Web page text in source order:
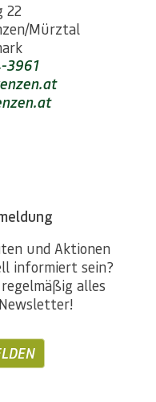
22
Mürztal
3961
und Aktionen
informiert sein?
alles